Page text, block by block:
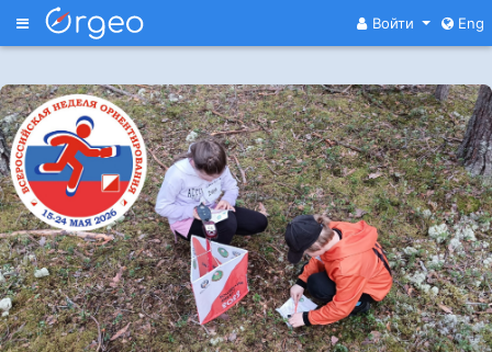
Меню Войти Eng